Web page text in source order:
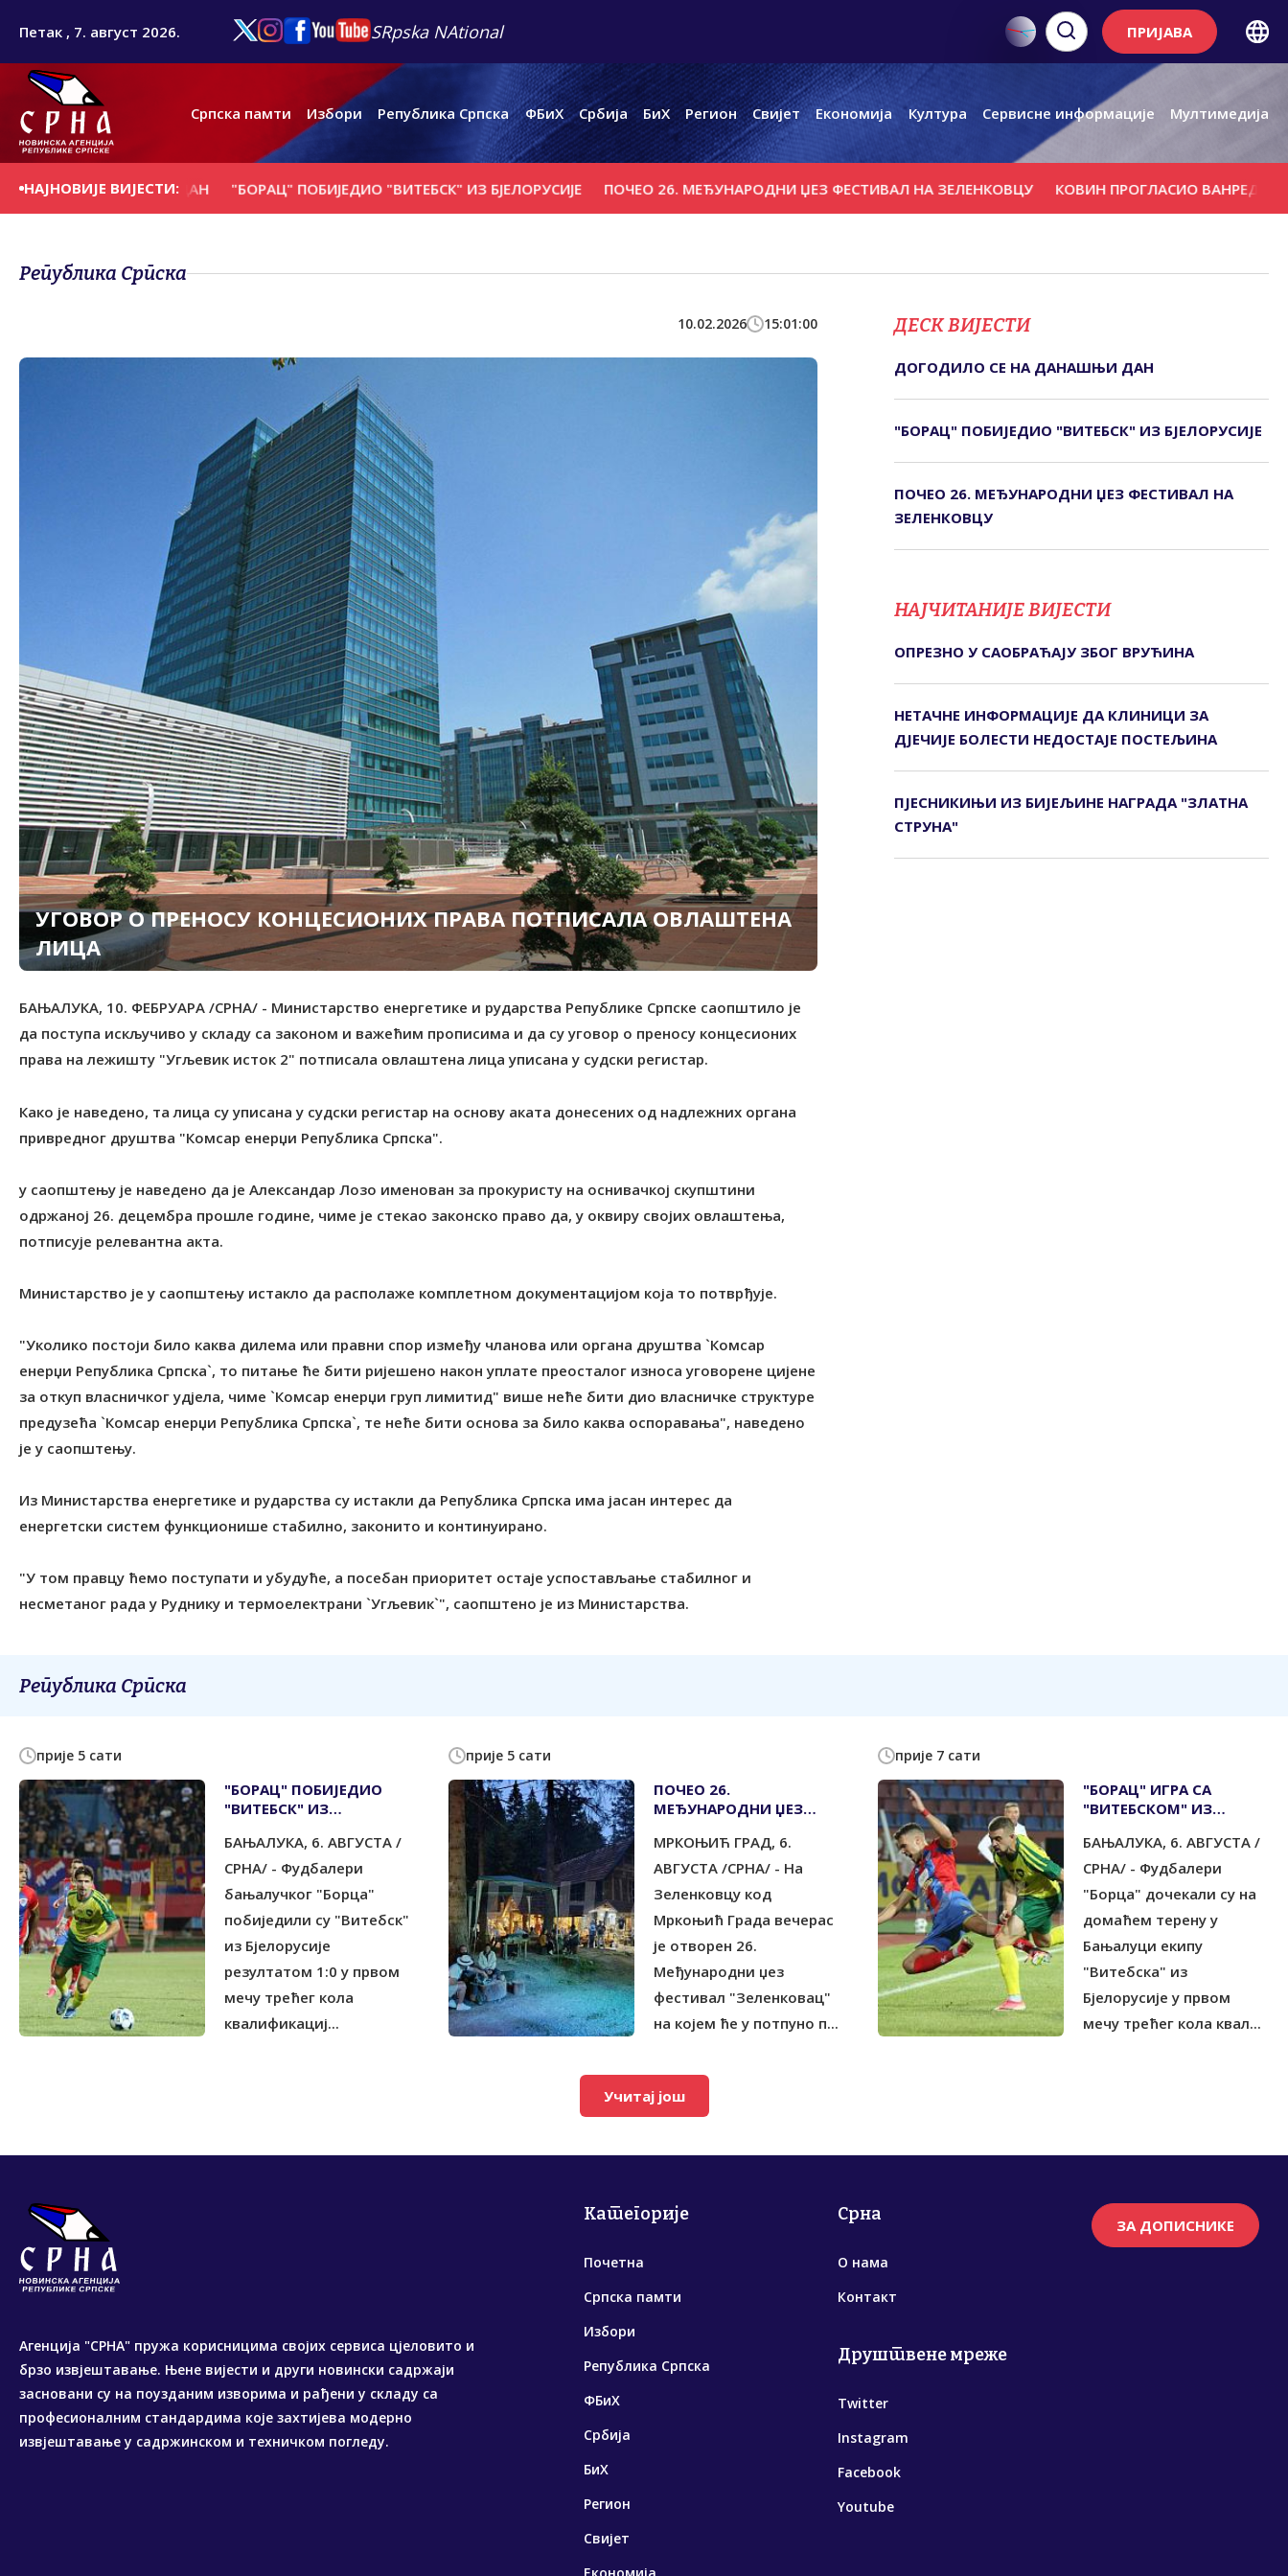
Петак , 7. август 2026. SRpska NAtional ПРИЈАВА
Српска памти Избори Република Српска ФБиХ Србија БиХ Регион Свијет Економија Култура Сервисне информације Мултимедија
НАЈНОВИЈЕ ВИЈЕСТИ:
НА ДАНАШЊИ ДАН "БОРАЦ" ПОБИЈЕДИО "ВИТЕБСК" ИЗ БЈЕЛОРУСИЈЕ ПОЧЕО 26. МЕЂУНАРОДНИ ЏЕЗ ФЕСТИВАЛ НА ЗЕЛЕНКОВЦУ КОВИН ПРОГЛАСИО ВАНРЕДНО СТАЊЕ
Република Српска
10.02.2026 15:01:00
УГОВОР О ПРЕНОСУ КОНЦЕСИОНИХ ПРАВА ПОТПИСАЛА ОВЛАШТЕНА
ЛИЦА
БАЊАЛУКА, 10. ФЕБРУАРА /СРНА/ - Министарство енергетике и рударства Републикe Српскe саопштило је
да поступа искључиво у складу са законом и важећим прописима и да су уговор о преносу концесионих
права на лежишту "Угљевик исток 2" потписала овлаштена лица уписана у судски регистар.
Како је наведено, та лица су уписана у судски регистар на основу аката донесених од надлежних органа
привредног друштва "Комсар енерџи Република Српска".
у саопштењу је наведено да је Александар Лозо именован за прокуристу на оснивачкој скупштини
одржаној 26. децембра прошле године, чиме је стекао законско право да, у оквиру својих овлаштења,
потписује релевантна акта.
Министарство је у саопштењу истакло да располаже комплетном документацијом која то потврђује.
"Уколико постоји било каква дилема или правни спор између чланова или органа друштва `Комсар
енерџи Република Српска`, то питање ће бити ријешено након уплате преосталог износа уговорене цијене
за откуп власничког удјела, чиме `Комсар енерџи груп лимитид" више неће бити дио власничке структуре
предузећа `Комсар енерџи Република Српска`, те неће бити основа за било каква оспоравања", наведено
је у саопштењу.
Из Министарства енергетике и рударства су истакли да Република Српска има јасан интерес да
енергетски систем функционише стабилно, законито и континуирано.
"У том правцу ћемо поступати и убудуће, а посебан приоритет остаје успостављање стабилног и
несметаног рада у Руднику и термоелектрани `Угљевик`", саопштено је из Министарства.
ДЕСК ВИЈЕСТИ
ДОГОДИЛО СЕ НА ДАНАШЊИ ДАН
"БОРАЦ" ПОБИЈЕДИО "ВИТЕБСК" ИЗ БЈЕЛОРУСИЈЕ
ПОЧЕО 26. МЕЂУНАРОДНИ ЏЕЗ ФЕСТИВАЛ НА
ЗЕЛЕНКОВЦУ
НАЈЧИТАНИЈЕ ВИЈЕСТИ
ОПРЕЗНО У САОБРАЋАЈУ ЗБОГ ВРУЋИНА
НЕТАЧНЕ ИНФОРМАЦИЈЕ ДА КЛИНИЦИ ЗА
ДЈЕЧИЈЕ БОЛЕСТИ НЕДОСТАЈЕ ПОСТЕЉИНА
ПЈЕСНИКИЊИ ИЗ БИЈЕЉИНЕ НАГРАДА "ЗЛАТНА
СТРУНА"
Република Српска
прије 5 сати
"БОРАЦ" ПОБИЈЕДИО
"ВИТЕБСК" ИЗ
БАЊАЛУКА, 6. АВГУСТА /
СРНА/ - Фудбалери
бањалучког "Борца"
побиједили су "Витебск"
из Бјелорусије
резултатом 1:0 у првом
мечу трећег кола
квалификациј...
прије 5 сати
ПОЧЕО 26.
МЕЂУНАРОДНИ ЏЕЗ
ЗЕЛЕНКОВЦУ
МРКОЊИЋ ГРАД, 6.
АВГУСТА /СРНА/ - На
Зеленковцу код
Мркоњић Града вечерас
је отворен 26.
Међународни џез
фестивал "Зеленковац"
на којем ће у потпуно п...
прије 7 сати
"БОРАЦ" ИГРА СА
"ВИТЕБСКОМ" ИЗ
БАЊАЛУКА, 6. АВГУСТА /
СРНА/ - Фудбалери
"Борца" дочекали су на
домаћем терену у
Бањалуци екипу
"Витебска" из
Бјелорусије у првом
мечу трећег кола квал...
Учитај још
Агенција "СРНА" пружа корисницима својих сервиса цјеловито и
брзо извјештавање. Њене вијести и други новински садржаји
засновани су на поузданим изворима и рађени у складу са
професионалним стандардима које захтијева модерно
извјештавање у садржинском и техничком погледу.
Категорије
Почетна
Српска памти
Избори
Република Српска
ФБиХ
Србија
БиХ
Регион
Свијет
Срна
О нама
Контакт
Друштвене мреже
Twitter
Instagram
Facebook
Youtube
ЗА ДОПИСНИКЕ